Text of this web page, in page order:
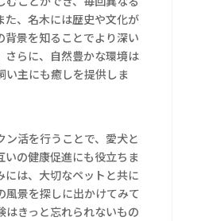
た、名木には歴史や文化が
背景を知ることでより深い
さらに、自然豊かな環境は
い主にも癒しを提供しま
ン活を行うことで、愛犬と
いの健康促進にも役立ちま
には、大切なペットと共に
風景を探しに出かけてみて
はきっと忘れられないもの